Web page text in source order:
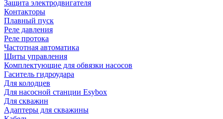
Защита электродвигателя
Контакторы
Плавный пуск
Реле давления
Реле протока
Частотная автоматика
Щиты управления
Комплектующие для обвязки насосов
Гаситель гидроудара
Для колодцев
Для насосной станции Esybox
Для скважин
Адаптеры для скважины